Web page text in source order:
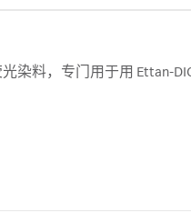
染料，专门用于用 Ettan-